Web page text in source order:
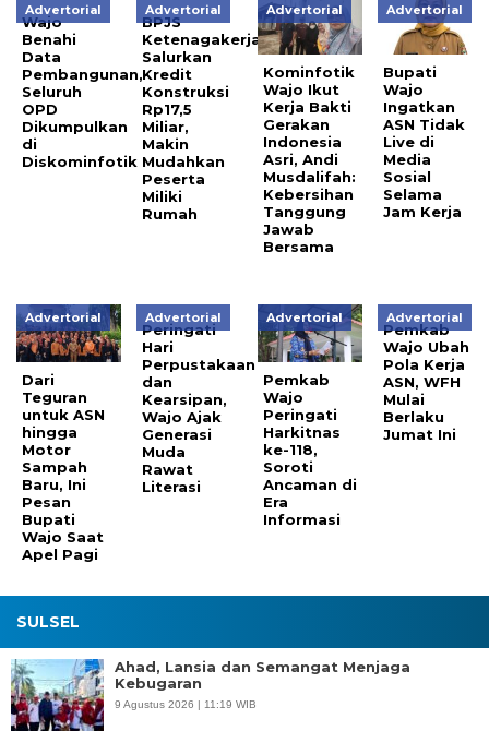
Advertorial
Wajo
Benahi
Data
Pembangunan,
Seluruh
OPD
Dikumpulkan
di
Diskominfotik
Advertorial
BPJS
Ketenagakerjaan
Salurkan
Kredit
Konstruksi
Rp17,5
Miliar,
Makin
Mudahkan
Peserta
Miliki
Rumah
Advertorial
Kominfotik
Wajo Ikut
Kerja Bakti
Gerakan
Indonesia
Asri, Andi
Musdalifah:
Kebersihan
Tanggung
Jawab
Bersama
Advertorial
Bupati
Wajo
Ingatkan
ASN Tidak
Live di
Media
Sosial
Selama
Jam Kerja
Advertorial
Dari
Teguran
untuk ASN
hingga
Motor
Sampah
Baru, Ini
Pesan
Bupati
Wajo Saat
Apel Pagi
Advertorial
Peringati
Hari
Perpustakaan
dan
Kearsipan,
Wajo Ajak
Generasi
Muda
Rawat
Literasi
Advertorial
Pemkab
Wajo
Peringati
Harkitnas
ke-118,
Soroti
Ancaman di
Era
Informasi
Advertorial
Pemkab
Wajo Ubah
Pola Kerja
ASN, WFH
Mulai
Berlaku
Jumat Ini
SULSEL
Ahad, Lansia dan Semangat Menjaga
Kebugaran
9 Agustus 2026 | 11:19 WIB